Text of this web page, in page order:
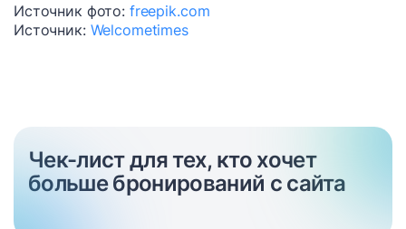
Источник фото: freepik.com
Источник: Welcometimes
Чек-лист для тех, кто хочет
больше бронирований с сайта